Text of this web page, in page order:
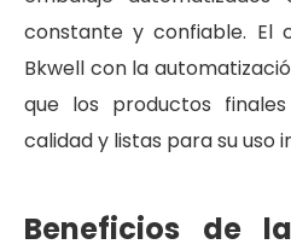
constante y confiable. El
Bkwell con la
que los productos
calidad y listas para su uso
Beneficios de